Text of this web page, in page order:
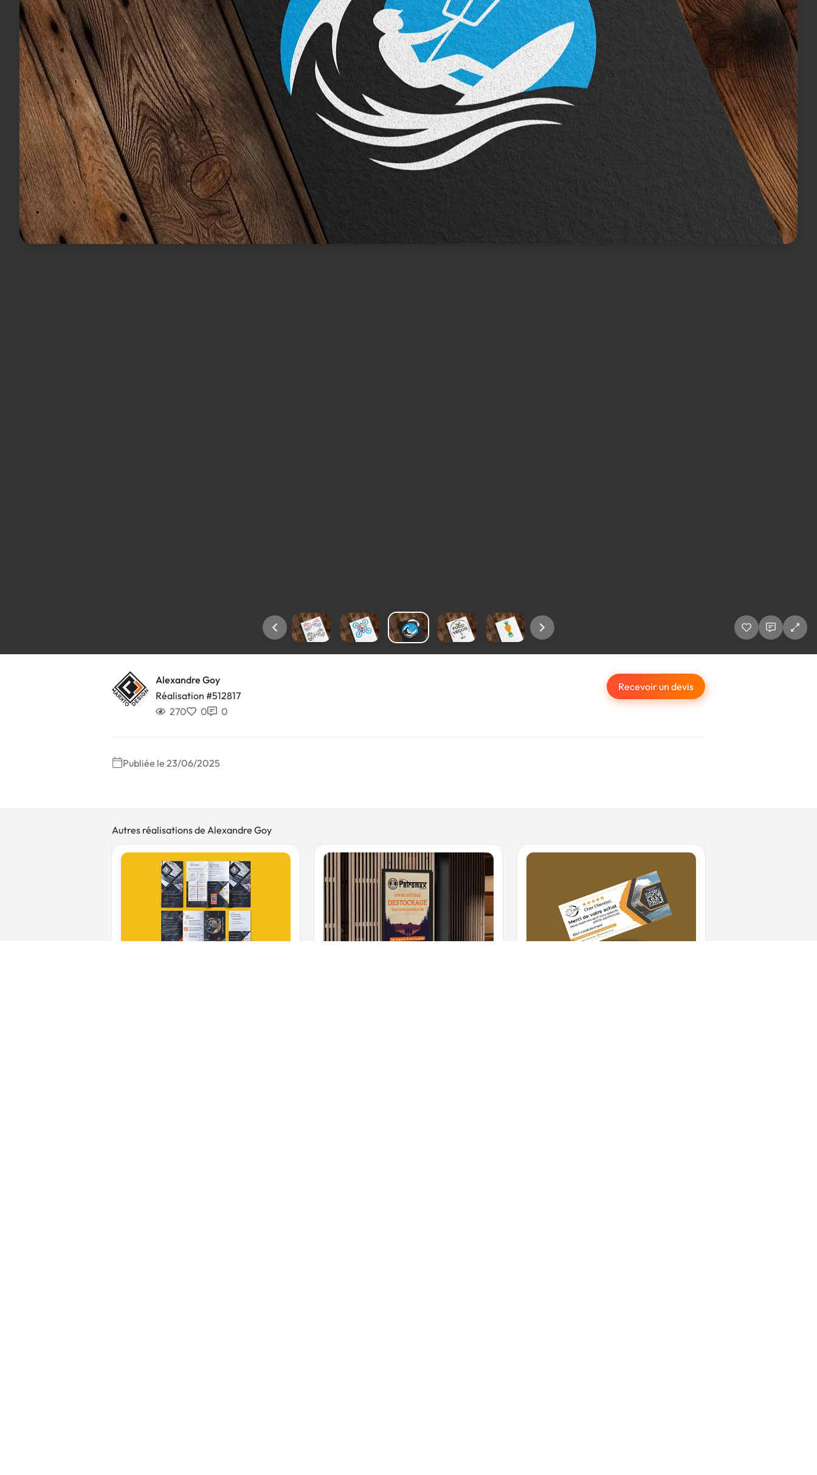
Alexandre Goy
Réalisation #512817
270
0 0
Recevoir un devis
Publiée le 23/06/2025
Autres réalisations de Alexandre Goy